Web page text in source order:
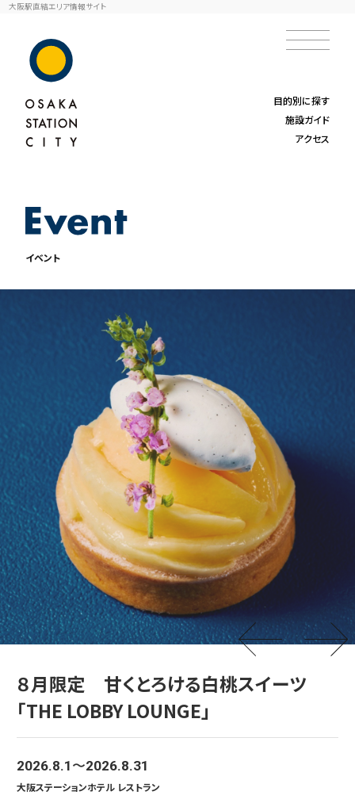
大阪駅直結エリア情報サイト
目的別に探す
施設ガイド
アクセス
イベント
８月限定 甘くとろける白桃スイーツ
「THE LOBBY LOUNGE」
2026.8.1 2026.8.31
大阪ステーションホテル レストラン